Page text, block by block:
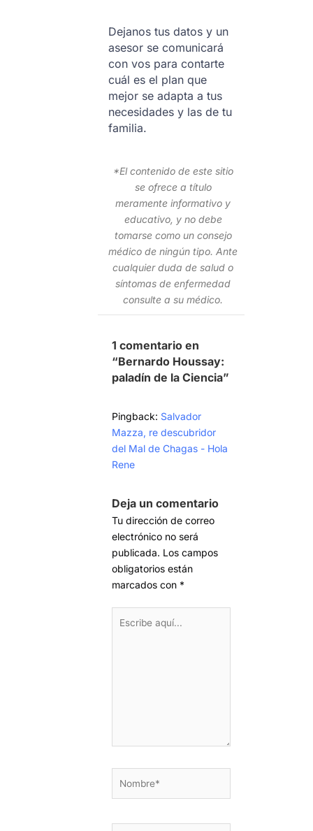
Dejanos tus datos y un
asesor se comunicará
con vos para contarte
cuál es el plan que
mejor se adapta a tus
necesidades y las de tu
familia.
*El contenido de este sitio
se ofrece a título
meramente informativo y
educativo, y no debe
tomarse como un consejo
médico de ningún tipo. Ante
cualquier duda de salud o
síntomas de enfermedad
consulte a su médico.
1 comentario en
“Bernardo Houssay:
paladín de la Ciencia”
Pingback: Salvador
Mazza, re descubridor
del Mal de Chagas - Hola
Rene
Deja un comentario
Tu dirección de correo
electrónico no será
publicada. Los campos
obligatorios están
marcados con *